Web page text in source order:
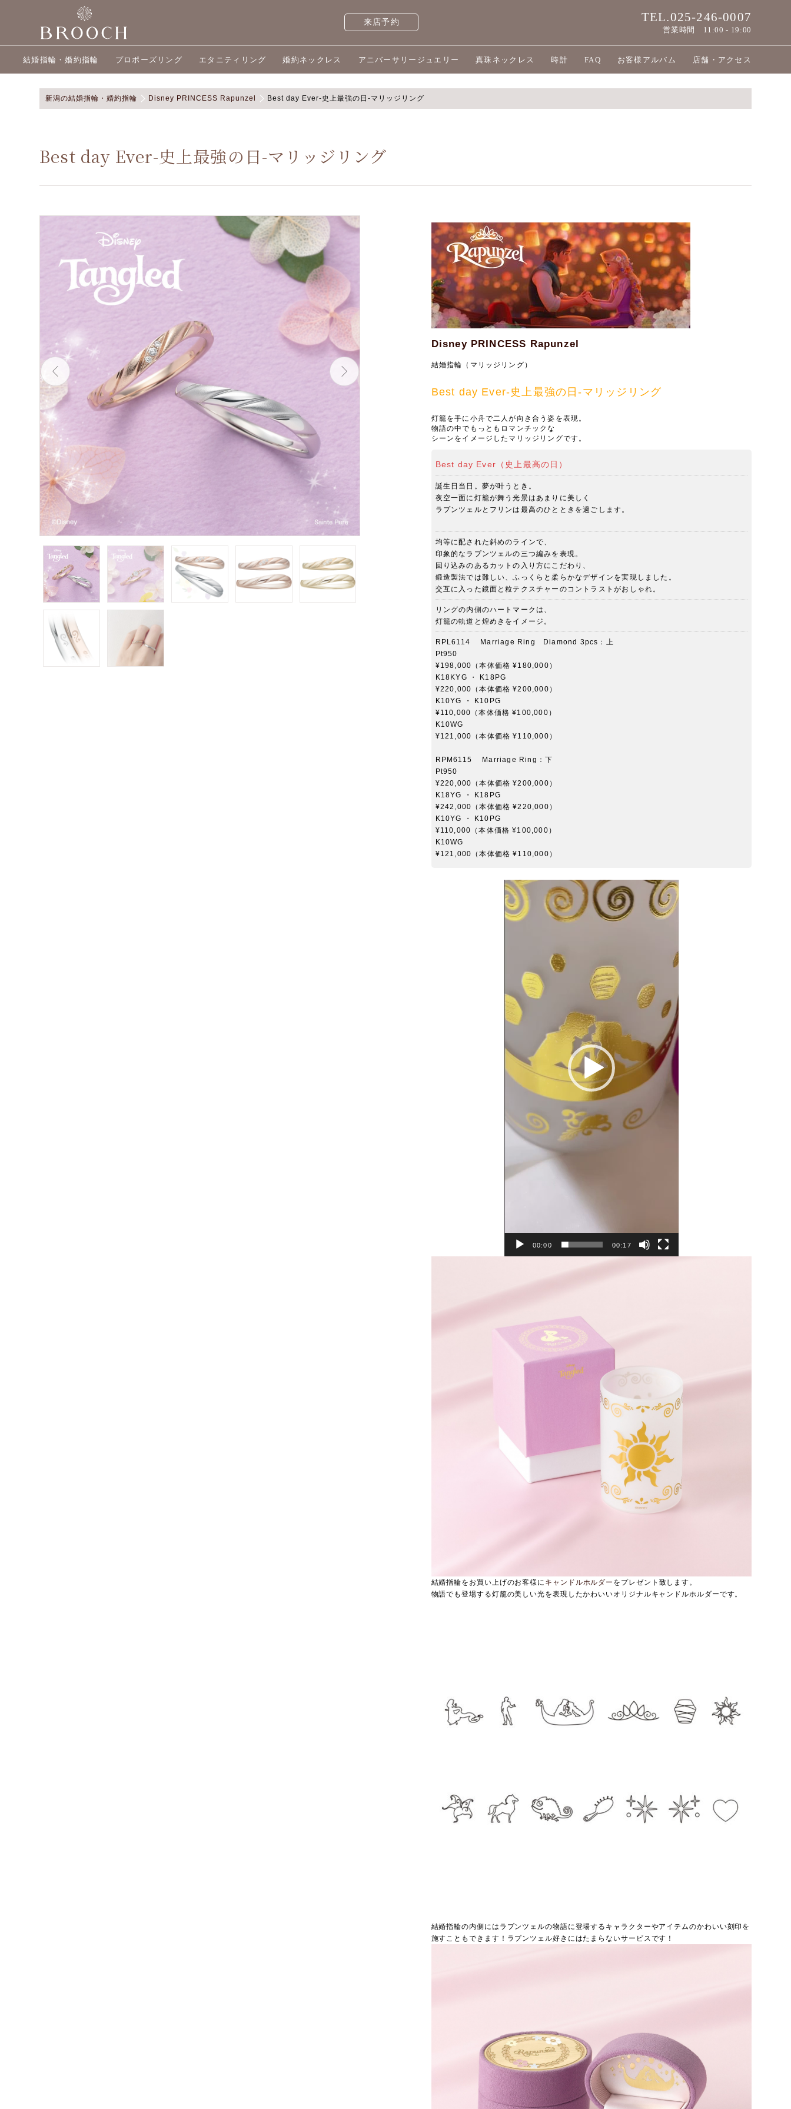
来店予約 TEL.025-246-0007
営業時間 11:00 - 19:00
結婚指輪・婚約指輪 プロポーズリング エタニティリング 婚約ネックレス アニバーサリージュエリー 真珠ネックレス 時計 FAQ お客様アルバム 店舗・アクセス
新潟の結婚指輪・婚約指輪 Disney PRINCESS Rapunzel Best day Ever-史上最強の日-マリッジリング
Best day Ever-史上最強の日-マリッジリング
Disney PRINCESS Rapunzel
結婚指輪（マリッジリング）
Best day Ever-史上最強の日-マリッジリング
灯籠を手に小舟で二人が向き合う姿を表現。
物語の中でもっともロマンチックな
シーンをイメージしたマリッジリングです。
Best day Ever（史上最高の日）
誕生日当日。夢が叶うとき。
夜空一面に灯籠が舞う光景はあまりに美しく
ラプンツェルとフリンは最高のひとときを過ごします。
均等に配された斜めのラインで、
印象的なラプンツェルの三つ編みを表現。
回り込みのあるカットの入り方にこだわり、
鍛造製法では難しい、ふっくらと柔らかなデザインを実現しました。
交互に入った鏡面と粒テクスチャーのコントラストがおしゃれ。
リングの内側のハートマークは、
灯籠の軌道と煌めきをイメージ。
RPL6114 Marriage Ring Diamond 3pcs：上
Pt950
¥198,000（本体価格 ¥180,000）
K18KYG ・ K18PG
¥220,000（本体価格 ¥200,000）
K10YG ・ K10PG
¥110,000（本体価格 ¥100,000）
K10WG
¥121,000（本体価格 ¥110,000）
RPM6115 Marriage Ring：下
Pt950
¥220,000（本体価格 ¥200,000）
K18YG ・ K18PG
¥242,000（本体価格 ¥220,000）
K10YG ・ K10PG
¥110,000（本体価格 ¥100,000）
K10WG
¥121,000（本体価格 ¥110,000）
動
画
プ
レ
ー
00:00 00:17
結婚指輪をお買い上げのお客様に キャンドルホルダー をプレゼント致します。
物語でも登場する灯籠の美しい光を表現したかわいいオリジナルキャンドルホルダーです。
結婚指輪の内側にはラプンツェルの物語に登場するキャラクターやアイテムのかわいい刻印を
施すこともできます！ラプンツェル好きにはたまらないサービスです！